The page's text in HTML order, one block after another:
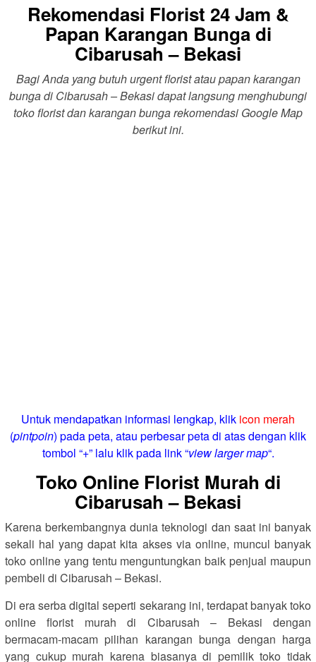
Rekomendasi Florist 24 Jam &
Papan Karangan Bunga di
Cibarusah – Bekasi
Bagi Anda yang butuh urgent florist atau papan karangan
bunga di Cibarusah – Bekasi dapat langsung menghubungi
toko florist dan karangan bunga rekomendasi Google Map
berikut ini.
Untuk mendapatkan informasi lengkap, klik icon merah
(pintpoin) pada peta, atau perbesar peta di atas dengan klik
tombol “+” lalu klik pada link “view larger map“.
Toko Online Florist Murah di
Cibarusah – Bekasi
Karena berkembangnya dunia teknologi dan saat ini banyak
sekali hal yang dapat kita akses via online, muncul banyak
toko online yang tentu menguntungkan baik penjual maupun
pembeli di Cibarusah – Bekasi.
Di era serba digital seperti sekarang ini, terdapat banyak toko
online florist murah di Cibarusah – Bekasi dengan
bermacam-macam pilihan karangan bunga dengan harga
yang cukup murah karena biasanya di pemilik toko tidak